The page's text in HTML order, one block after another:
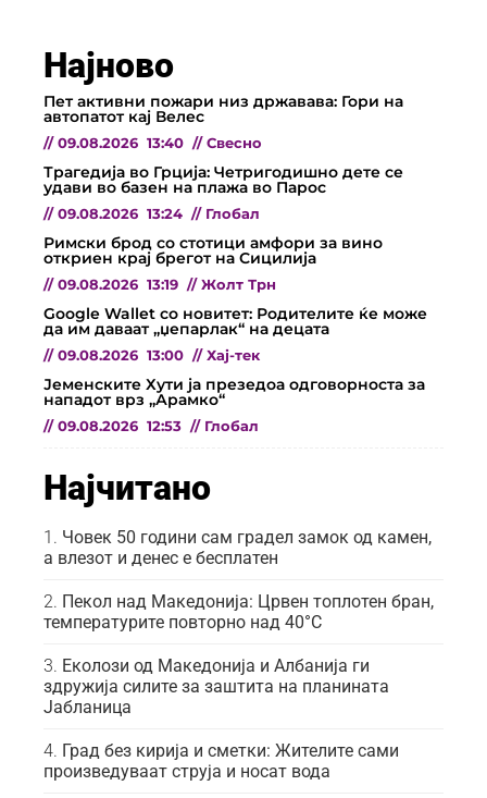
Најново
Пет активни пожари низ државава: Гори на
автопатот кај Велес
// 09.08.2026 13:40 // Свесно
Трагедија во Грција: Четригодишно дете се
удави во базен на плажа во Парос
// 09.08.2026 13:24 // Глобал
Римски брод со стотици амфори за вино
откриен крај брегот на Сицилија
// 09.08.2026 13:19 // Жолт Трн
Google Wallet со новитет: Родителите ќе може
да им даваат „џепарлак“ на децата
// 09.08.2026 13:00 // Хај-тек
Јеменските Хути ја презедоа одговорноста за
нападот врз „Арамко“
// 09.08.2026 12:53 // Глобал
Најчитано
Човек 50 години сам градел замок од камен,
а влезот и денес е бесплатен
Пекол над Македонија: Црвен топлотен бран,
температурите повторно над 40°C
Еколози од Македонија и Албанија ги
здружија силите за заштита на планината
Јабланица
Град без кирија и сметки: Жителите сами
произведуваат струја и носат вода